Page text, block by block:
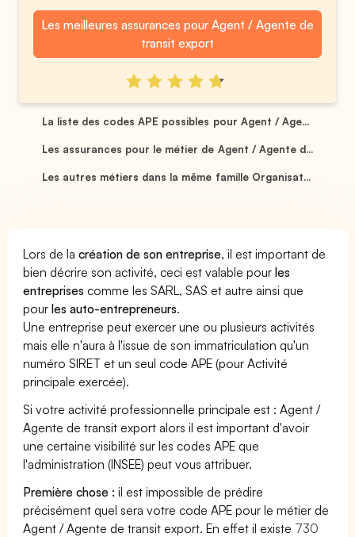
Les meilleures assurances pour Agent / Agente de
transit export
La liste des codes APE possibles pour Agent / Age...
Les assurances pour le métier de Agent / Agente d...
Les autres métiers dans la même famille Organisat...
Lors de lacréation de son entreprise, il est important de
bien décrire son activité, ceci est valable pourles
entreprises comme les SARL, SAS et autre ainsi que
pourles auto-entrepreneurs.
Une entreprise peut exercer une ou plusieurs activités
mais elle n'aura à l'issue de son immatriculation qu'un
numéro SIRET et un seul code APE (pour Activité
principale exercée).
Si votre activité professionnelle principale est : Agent /
Agente de transit export alors il est important d'avoir
une certaine visibilité sur les codes APE que
l'administration (INSEE) peut vous attribuer.
Première chose : il est impossible de prédire
précisément quel sera votre code APE pour le métier de
Agent / Agente de transit export. En effet il existe 730